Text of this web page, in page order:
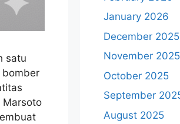
satu
bomber
Marsoto
January 2026
December 2025
November 2025
October 2025
September
August 2025